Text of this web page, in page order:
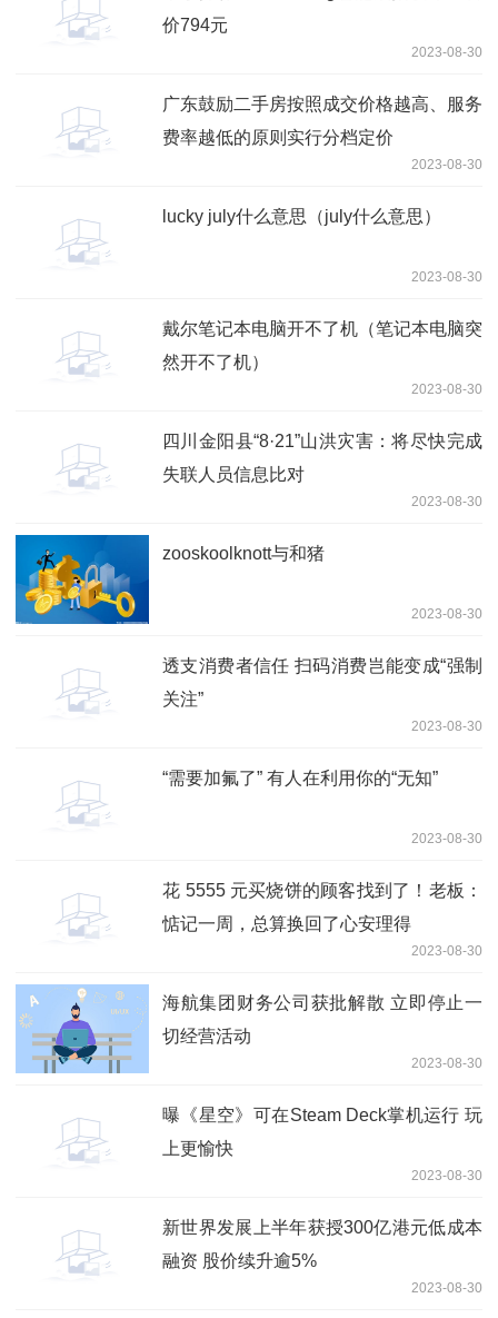
价794元
2023-08-30
广东鼓励二手房按照成交价格越高、服务
费率越低的原则实行分档定价
2023-08-30
lucky july什么意思（july什么意思）
2023-08-30
戴尔笔记本电脑开不了机（笔记本电脑突
然开不了机）
2023-08-30
四川金阳县“8·21”山洪灾害：将尽快完成
失联人员信息比对
2023-08-30
zooskoolknott与和猪
2023-08-30
透支消费者信任 扫码消费岂能变成“强制
关注”
2023-08-30
“需要加氟了” 有人在利用你的“无知”
2023-08-30
花 5555 元买烧饼的顾客找到了！老板：
惦记一周，总算换回了心安理得
2023-08-30
海航集团财务公司获批解散 立即停止一
切经营活动
2023-08-30
曝《星空》可在Steam Deck掌机运行 玩
上更愉快
2023-08-30
新世界发展上半年获授300亿港元低成本
融资 股价续升逾5%
2023-08-30